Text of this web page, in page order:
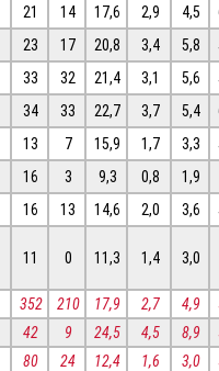
21 14 17,6 2,9 4,5
23 17 20,8 3,4 5,8
33 32 21,4 3,1 5,6
34 33 22,7 3,7 5,4
13 7 15,9 1,7 3,3
16 3 9,3 0,8 1,9
16 13 14,6 2,0 3,6
11 0 11,3 1,4 3,0
352 210 17,9 2,7 4,9
42 9 24,5 4,5 8,9
80 24 12,4 1,6 3,0